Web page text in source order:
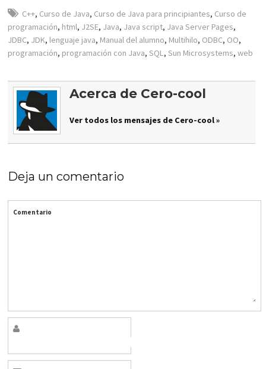
C++, Curso de Java, Curso de Java para principiantes, Curso de
programación, html, J2SE, Java, Java script, Java Server Pages,
JDBC, JDK, lenguaje java, Manual del alumno, Multihilo, ODBC, OO,
programación, programación con Java,SQL,Sun Microsystems,web
Acerca de Cero-cool
Ver todos los mensajes de Cero-cool »
Deja un comentario
Comentario